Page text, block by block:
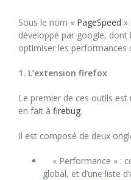
Sous le nom « PageSpeed »
développé par google, dont
optimiser les performances
1. L’extension firefox
Le premier de ces outils est
en fait à firebug.
Il est composé de deux
« Performance » :
global, et d’une liste